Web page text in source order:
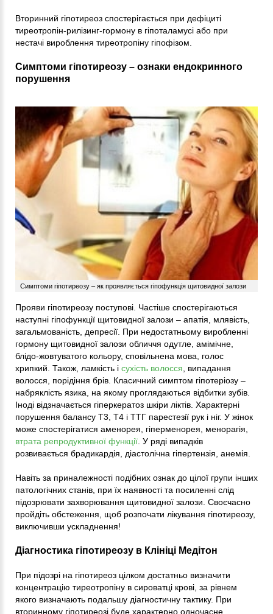
Вторинний гіпотиреоз спостерігається при дефіциті
тиреотропін-рилізинг-гормону в гіпоталамусі або при
нестачі вироблення тиреотропіну гіпофізом.
Симптоми гіпотиреозу – ознаки ендокринного
порушення
Симптоми гіпотиреозу – як проявляється гіпофункція щитовидної залози
Прояви гіпотиреозу поступові. Частіше спостерігаються
наступні гіпофункції щитовидної залози – апатія, млявість,
загальмованість, депресії. При недостатньому виробленні
гормону щитовидної залози обличчя одутле, амімічне,
блідо-жовтуватого кольору, сповільнена мова, голос
хрипкий. Також, ламкість і сухість волосся , випадання
волосся, порідіння брів. Класичний симптом гіпотеріозу –
набряклість язика, на якому проглядаються відбитки зубів.
Іноді відзначається гіперкератоз шкіри ліктів. Характерні
порушення балансу Т3, Т4 і ТТГ парестезії рук і ніг. У жінок
може спостерігатися аменорея, гіперменорея, менорагія,
втрата репродуктивної функції . У ряді випадків
розвивається брадикардія, діастолічна гіпертензія, анемія.
Навіть за приналежності подібних ознак до цілої групи інших
патологічних станів, при їх наявності та посиленні слід
підозрювати захворювання щитовидної залози. Своєчасно
пройдіть обстеження, щоб розпочати лікування гіпотиреозу,
виключивши ускладнення!
Діагностика гіпотиреозу в Клініці Медітон
При підозрі на гіпотиреоз цілком достатньо визначити
концентрацію тиреотропіну в сироватці крові, за рівнем
якого визначають подальшу діагностичну тактику. При
вторинному гіпотиреозі буде характерно одночасне